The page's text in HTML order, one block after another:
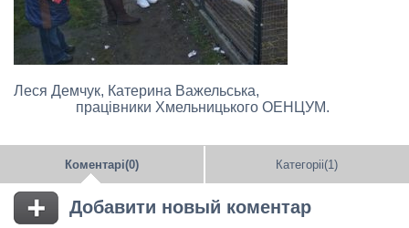
Леся Демчук, Катерина Важельська,
працівники Хмельницького ОЕНЦУМ.
Коментарі(0) Категоріі(1)
Добавити новый коментар